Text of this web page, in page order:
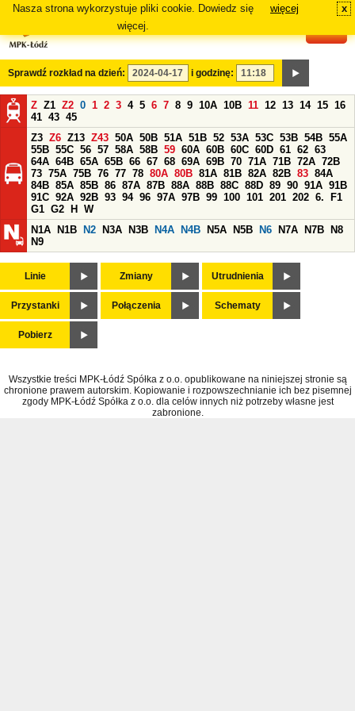
Nasza strona wykorzystuje pliki cookie. Dowiedz się
więcej.
więcej x
Sprawdź rozkład na dzień: i godzinę:
Z Z1 Z2 0 1 2 3 4 5 6 7 8 9 10A 10B 11 12 13 14 15 16
41 43 45
Z3 Z6 Z13 Z43 50A 50B 51A 51B 52 53A 53C 53B 54B 55A
55B 55C 56 57 58A 58B 59 60A 60B 60C 60D 61 62 63
64A 64B 65A 65B 66 67 68 69A 69B 70 71A 71B 72A 72B
73 75A 75B 76 77 78 80A 80B 81A 81B 82A 82B 83 84A
84B 85A 85B 86 87A 87B 88A 88B 88C 88D 89 90 91A 91B
91C 92A 92B 93 94 96 97A 97B 99 100 101 201 202 6.
F1
G1 G2 H
W
N1A
N1B N2 N3A N3B N4A N4B N5A N5B N6 N7A N7B
N8
N9
Linie Zmiany Utrudnienia
Przystanki Połączenia Schematy
Pobierz
Wszystkie treści MPK-Łódź Spółka z o.o. opublikowane na niniejszej stronie są
chronione prawem autorskim. Kopiowanie i rozpowszechnianie ich bez pisemnej
zgody MPK-Łódź Spółka z o.o. dla celów innych niż potrzeby własne jest
zabronione.